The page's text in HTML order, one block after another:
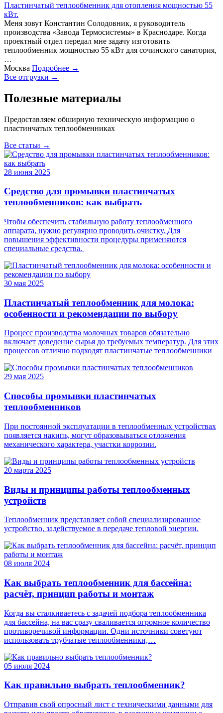
Пластинчатый теплообменник для отопления мощностью 55
кВт.
Меня зовут Константин Солодовник, я руководитель
производства «Завода Термосистемы» в Краснодаре. Когда
проектный отдел передал мне задачу изготовить
теплообменник мощностью 55 кВт для сочинского санатория,
…
Москва Подробнее →
Все отгрузки →
Полезные материалы
Предоставляем обширную техническую информацию о
пластинчатых теплообменниках
Все статьи →
28 июня 2025
Средство для промывки пластинчатых
теплообменников: как выбрать
Чтобы обеспечить стабильную работу теплообменного
аппарата, нужно регулярно проводить очистку. Для
повышения эффективности процедуры применяются
специальные средства.
30 мая 2025
Пластинчатый теплообменник для молока:
особенности и рекомендации по выбору
Процесс производства молочных товаров обязательно
включает доведение сырья до требуемых температур. Для этих
процессов отлично подходят пластинчатые теплообменники
29 мая 2025
Способы промывки пластинчатых
теплообменников
При постоянной эксплуатации в теплообменных устройствах
появляется накипь, могут образовываться отложения
механического характера, участки коррозии.
20 марта 2025
Виды и принципы работы теплообменных
устройств
Теплообменник представляет собой специализированное
устройство, задействуемое в передаче тепловой энергии.
08 июля 2024
Как выбрать теплообменник для бассейна:
расчёт, принцип работы и монтаж
Когда вы сталкиваетесь с задачей подбора теплообменника
для бассейна, на вас сразу сваливается огромное количество
противоречивой информации. Одни источники советуют
использовать трубчатые теплообменники,…
05 июля 2024
Как правильно выбрать теплообменник?
Отправив свой опросный лист с техническими данными для